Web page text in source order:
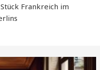
Stück Frankreich im